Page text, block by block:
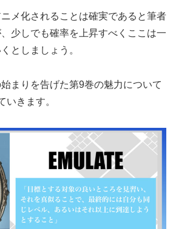
メ化されることは確実であると筆者
少しでも確率を上昇すべくここは一
としましょう。
まりを告げた第9巻の魅力について
いきます。